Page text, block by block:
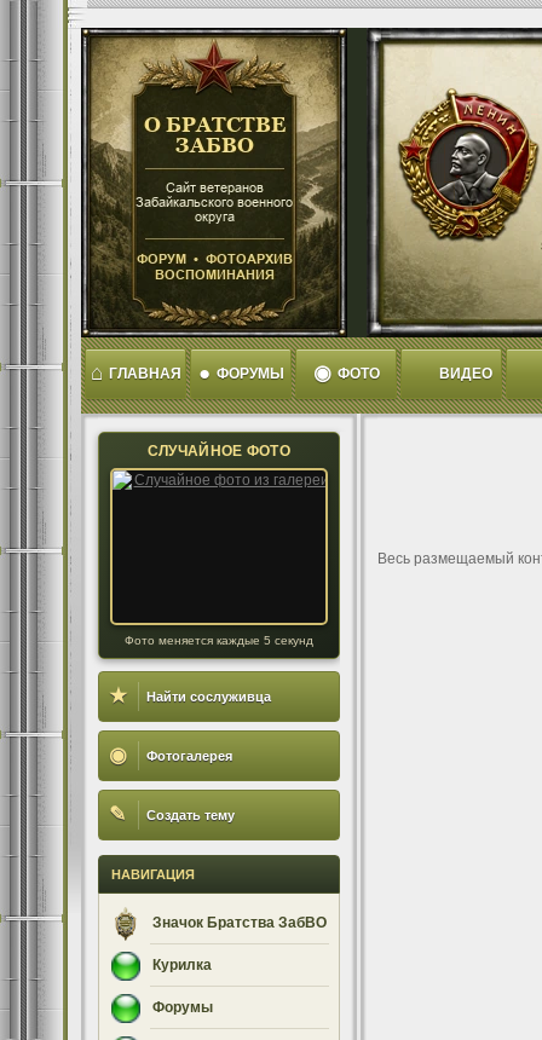
⌂ ГЛАВНАЯ ● ФОРУМЫ ◉ ФОТО ВИДЕО
СЛУЧАЙНОЕ ФОТО
Фото меняется каждые 5 секунд
★ Найти сослуживца
◉ Фотогалерея
✎ Создать тему
НАВИГАЦИЯ
Значок Братства ЗабВО
Курилка
Форумы
Весь размещаемый